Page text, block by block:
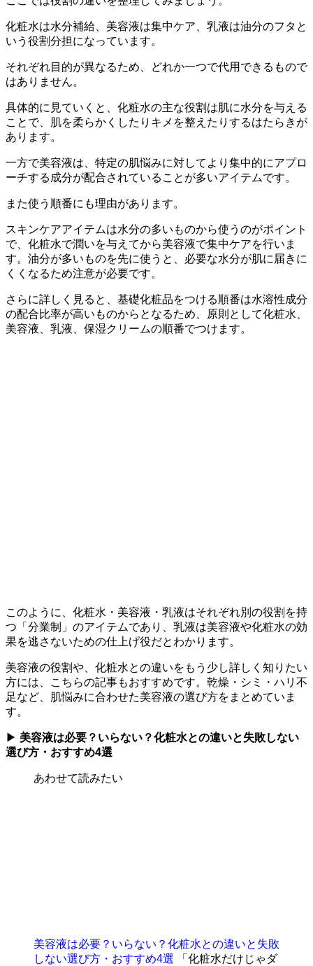
化粧水は水分補給、美容液は集中ケア、乳液は油分のフタと
いう役割分担になっています。
それぞれ目的が異なるため、どれか一つで代用できるもので
はありません。
具体的に見ていくと、化粧水の主な役割は肌に水分を与える
ことで、肌を柔らかくしたりキメを整えたりするはたらきが
あります。
一方で美容液は、特定の肌悩みに対してより集中的にアプロ
ーチする成分が配合されていることが多いアイテムです。
また使う順番にも理由があります。
スキンケアアイテムは水分の多いものから使うのがポイント
で、化粧水で潤いを与えてから美容液で集中ケアを行いま
す。油分が多いものを先に使うと、必要な水分が肌に届きに
くくなるため注意が必要です。
さらに詳しく見ると、基礎化粧品をつける順番は水溶性成分
の配合比率が高いものからとなるため、原則として化粧水、
美容液、乳液、保湿クリームの順番でつけます。
このように、化粧水・美容液・乳液はそれぞれ別の役割を持
つ「分業制」のアイテムであり、乳液は美容液や化粧水の効
果を逃さないための仕上げ役だとわかります。
美容液の役割や、化粧水との違いをもう少し詳しく知りたい
方には、こちらの記事もおすすめです。乾燥・シミ・ハリ不
足など、肌悩みに合わせた美容液の選び方をまとめていま
す。
▶ 美容液は必要？いらない？化粧水との違いと失敗しない
選び方・おすすめ4選
あわせて読みたい
美容液は必要？いらない？化粧水との違いと失敗
しない選び方・おすすめ4選
「化粧水だけじゃダ